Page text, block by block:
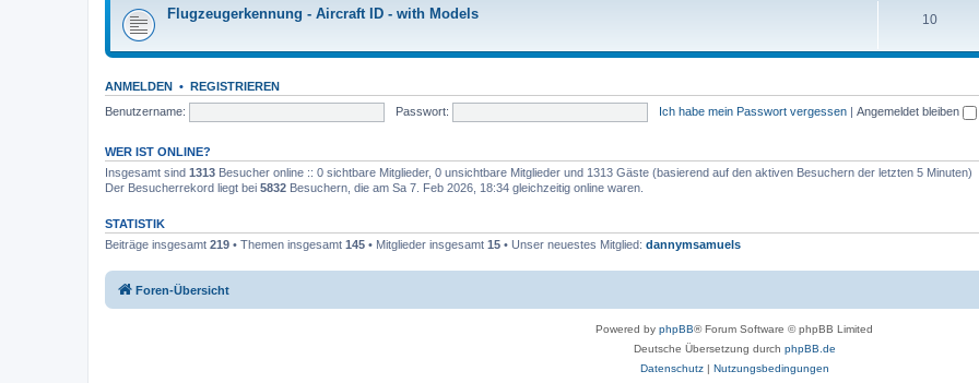
Flugzeugerkennung - Aircraft ID - with Models 10
ANMELDEN • REGISTRIEREN
Benutzername:
Passwort: Ich habe mein Passwort vergessen | Angemeldet bleiben
WER IST ONLINE?
Insgesamt sind 1313 Besucher online :: 0 sichtbare Mitglieder, 0 unsichtbare Mitglieder und 1313 Gäste (basierend auf den aktiven Besuchern der letzten 5 Minuten)
Der Besucherrekord liegt bei 5832 Besuchern, die am Sa 7. Feb 2026, 18:34 gleichzeitig online waren.
STATISTIK
Beiträge insgesamt 219 • Themen insgesamt 145 • Mitglieder insgesamt 15 • Unser neuestes Mitglied: dannymsamuels
Foren-Übersicht
Powered by phpBB® Forum Software © phpBB Limited
Deutsche Übersetzung durch phpBB.de
Datenschutz| Nutzungsbedingungen